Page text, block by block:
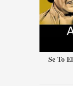
Se To